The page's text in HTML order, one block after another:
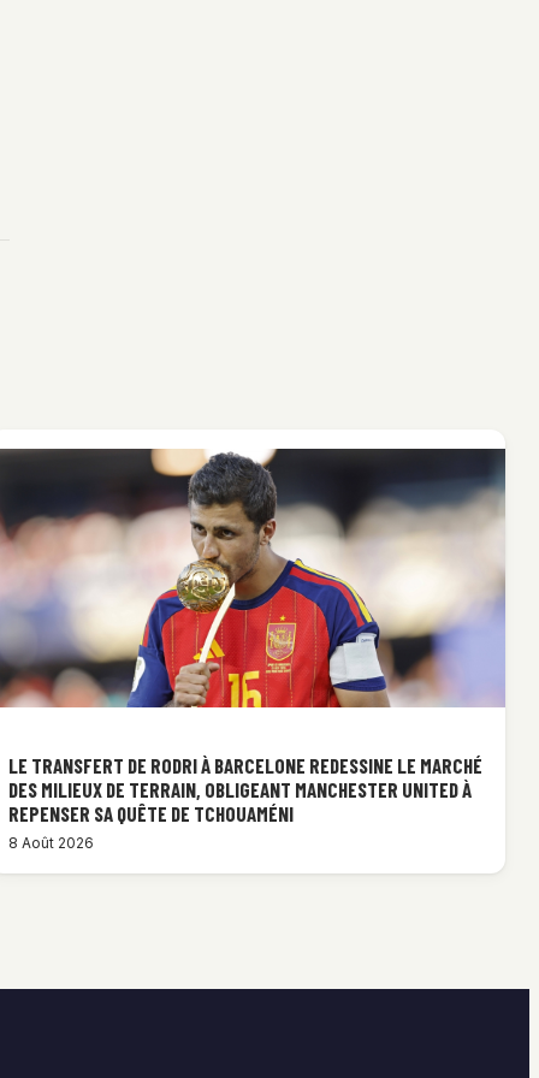
LE TRANSFERT DE RODRI À BARCELONE REDESSINE LE MARCHÉ
DES MILIEUX DE TERRAIN, OBLIGEANT MANCHESTER UNITED À
REPENSER SA QUÊTE DE TCHOUAMÉNI
8 Août 2026